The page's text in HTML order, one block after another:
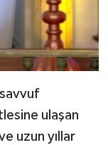
ulaşan
uzun yıllar